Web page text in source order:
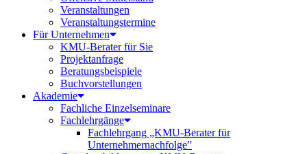
Veranstaltungen
Veranstaltungstermine
Für Unternehmen
KMU-Berater für Sie
Projektanfrage
Beratungsbeispiele
Buchvorstellungen
Akademie
Fachliche Einzelseminare
Fachlehrgänge
Fachlehrgang „KMU-Berater für
Unternehmernachfolge”